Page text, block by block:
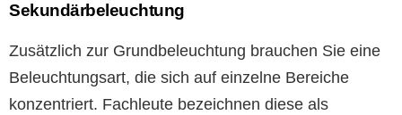
Sekundärbeleuchtung
Zusätzlich zur Grundbeleuchtung brauchen Sie eine
Beleuchtungsart, die sich auf einzelne Bereiche
konzentriert. Fachleute bezeichnen diese als